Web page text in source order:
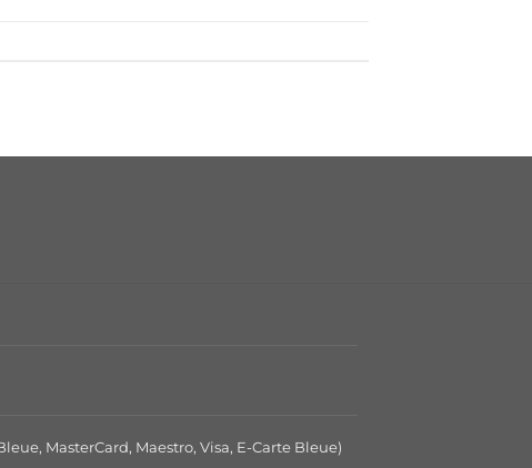
MasterCard, Maestro, Visa, E-Carte Bleue)